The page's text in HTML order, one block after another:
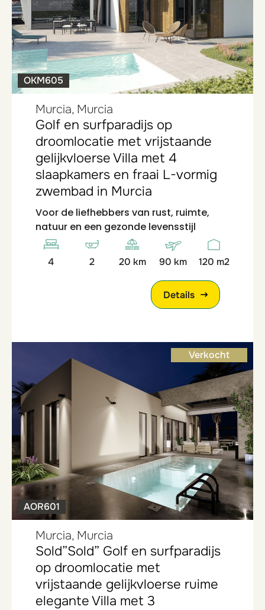
OKM605
Murcia, Murcia
Golf en surfparadijs op
droomlocatie met vrijstaande
gelijkvloerse Villa met 4
slaapkamers en fraai L-vormig
zwembad in Murcia
Voor de liefhebbers van rust, ruimte,
natuur en een gezonde levensstijl
4 2 20 km 90 km 120 m2
Details
Verkocht
AOR601
Murcia, Murcia
Sold”Sold” Golf en surfparadijs
op droomlocatie met
vrijstaande gelijkvloerse ruime
elegante Villa met 3